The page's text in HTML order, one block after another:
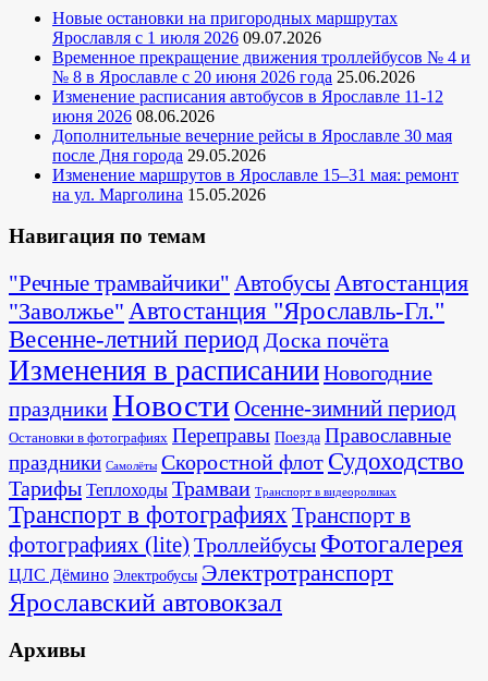
Новые остановки на пригородных маршрутах
Ярославля с 1 июля 2026 09.07.2026
Временное прекращение движения троллейбусов № 4 и
№ 8 в Ярославле с 20 июня 2026 года 25.06.2026
Изменение расписания автобусов в Ярославле 11-12
июня 2026 08.06.2026
Дополнительные вечерние рейсы в Ярославле 30 мая
после Дня города 29.05.2026
Изменение маршрутов в Ярославле 15–31 мая: ремонт
на ул. Марголина 15.05.2026
Навигация по темам
"Речные трамвайчики" АвтобусыАвтостанция
"Заволжье" Автостанция "Ярославль-Гл."
Весенне-летний период Доска почёта
Изменения в расписанииНовогодние
праздникиНовости Осенне-зимний период
Остановки в фотографиях Переправы Поезда Православные
праздники Самолёты Скоростной флот Судоходство
Тарифы Теплоходы Трамваи Транспорт в видеороликах
Транспорт в фотографияхТранспорт в
фотографиях (lite) Троллейбусы Фотогалерея
ЦЛС Дёмино Электробусы Электротранспорт
Ярославский автовокзал
Архивы